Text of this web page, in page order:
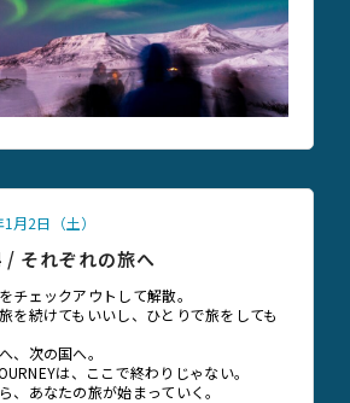
月2日（土）
/ それぞれの旅へ
チェックアウトして解散。
を続けてもいいし、ひとりで旅をしても
、次の国へ。
は、ここで終わりじゃない。
、あなたの旅が始まっていく。